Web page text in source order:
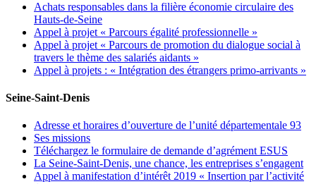
Achats responsables dans la filière économie circulaire des
Hauts-de-Seine
Appel à projet « Parcours égalité professionnelle »
Appel à projet « Parcours de promotion du dialogue social à
travers le thème des salariés aidants »
Appel à projets : « Intégration des étrangers primo-arrivants »
Seine-Saint-Denis
Adresse et horaires d’ouverture de l’unité départementale 93
Ses missions
Téléchargez le formulaire de demande d’agrément ESUS
La Seine-Saint-Denis, une chance, les entreprises s’engagent
Appel à manifestation d’intérêt 2019 « Insertion par l’activité